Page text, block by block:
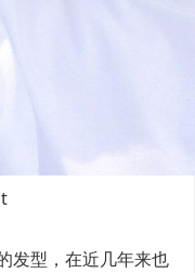
型，在近几年来也